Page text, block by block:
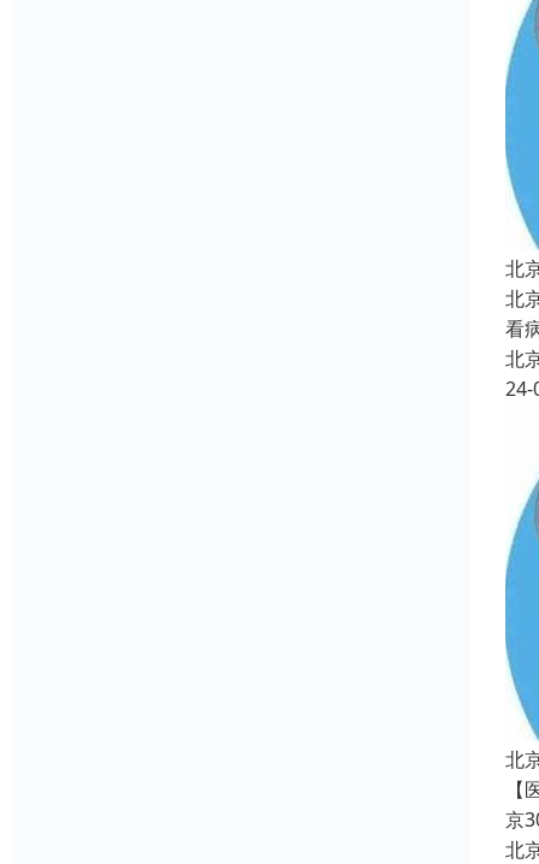
北
北
看
北
24-
北
京
北